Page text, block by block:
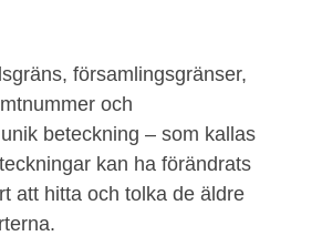
församlingsgränser,
och
beteckning – som kallas
kan ha förändrats
att hitta och tolka de äldre